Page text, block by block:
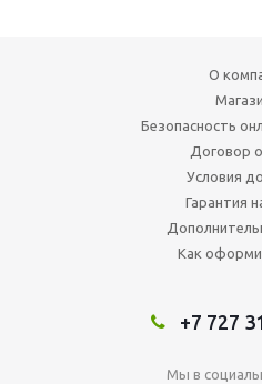
О
Безопасность
Договор
Условия
Гарантия
Как
+7 727
Мы в